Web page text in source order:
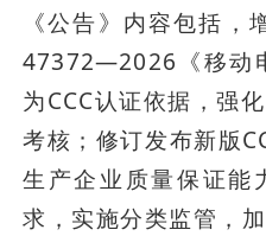
《公告》内容包括，
47372—2026《移动
为CCC认证依据，强
考核；修订发布新版
生产企业质量保证能
求，实施分类监管，